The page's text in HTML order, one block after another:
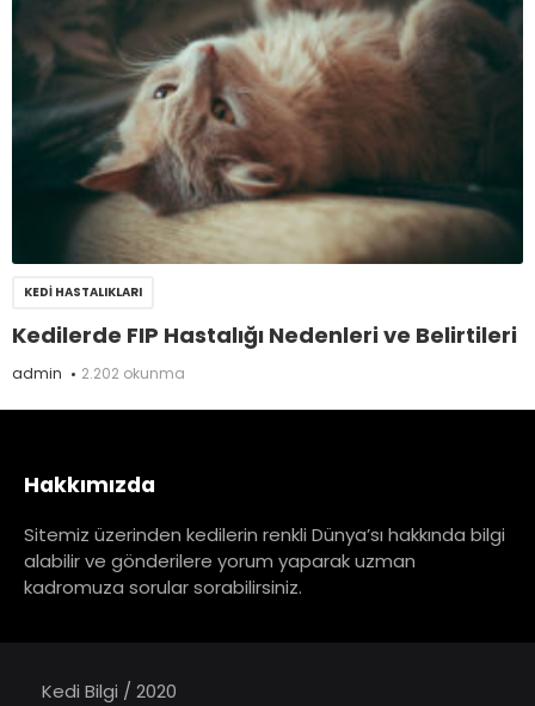
KEDI HASTALIKLARI
Kedilerde FIP Hastalığı Nedenleri ve Belirtileri
admin 2.202 okunma
Hakkımızda
Sitemiz üzerinden kedilerin renkli Dünya’sı hakkında bilgi
alabilir ve gönderilere yorum yaparak uzman
kadromuza sorular sorabilirsiniz.
Kedi Bilgi / 2020